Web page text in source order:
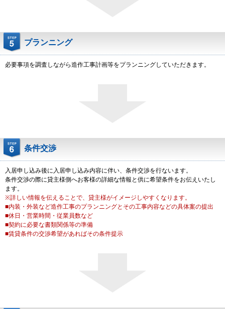
プランニング
必要事項を調査しながら造作工事計画等をプランニングしていただきます。
条件交渉
入居申し込み後に入居申し込み内容に伴い、条件交渉を行ないます。
条件交渉の際に貸主様側へお客様の詳細な情報と供に希望条件をお伝えいたし
ます。
※詳しい情報を伝えることで、貸主様がイメージしやすくなります。
■内装・外装など造作工事のプランニングとその工事内容などの具体案の提出
■休日・営業時間・従業員数など
■契約に必要な書類関係等の準備
■賃貸条件の交渉希望があればその条件提示